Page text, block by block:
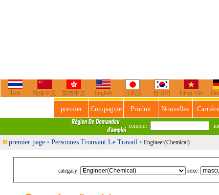
ไทย 简体中文 繁體中文 English 日本語 한국어 Tiếng Việt
premier Compagnie Produit Nouvelles
compte:
premier page > Personnes Trouvant Le Travail > Engineer(Chemical)
categary: sexe: